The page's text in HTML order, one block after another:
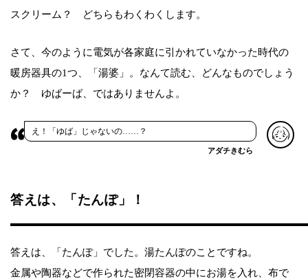
スクリーム？ どちらもわくわくします。
さて、今のように電気が各家庭に引かれていなかった時代の
暖房器具の1つ、「湯婆」。なんて読む、どんなものでしょう
か？ ゆばーば、ではありませんよ。
え！「ゆば」じゃないの……？
アダチきむら
答えは、「たんぽ」！
答えは、「たんぽ」でした。湯たんぽのことですね。
金属や陶器などで作られた密閉容器の中にお湯を入れ、布で